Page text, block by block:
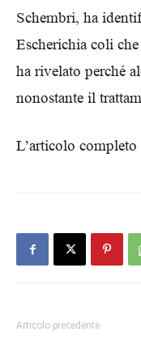
Schembri, ha
Escherichia coli
ha rivelato perché
nonostante il
L’articolo completo
Articolo precedente